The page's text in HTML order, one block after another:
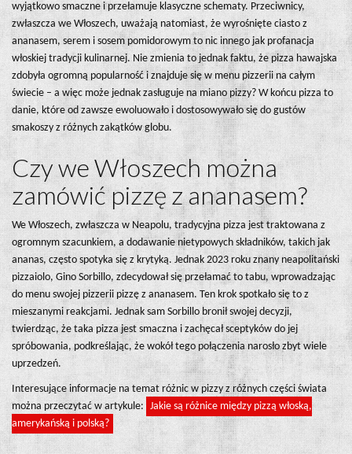
wyjątkowo smaczne i przełamuje klasyczne schematy. Przeciwnicy,
zwłaszcza we Włoszech, uważają natomiast, że wyrośnięte ciasto z
ananasem, serem i sosem pomidorowym to nic innego jak profanacja
włoskiej tradycji kulinarnej. Nie zmienia to jednak faktu, że pizza hawajska
zdobyła ogromną popularność i znajduje się w menu pizzerii na całym
świecie – a więc może jednak zasługuje na miano pizzy? W końcu pizza to
danie, które od zawsze ewoluowało i dostosowywało się do gustów
smakoszy z różnych zakątków globu.
Czy we Włoszech można
zamówić pizzę z ananasem?
We Włoszech, zwłaszcza w Neapolu, tradycyjna pizza jest traktowana z
ogromnym szacunkiem, a dodawanie nietypowych składników, takich jak
ananas, często spotyka się z krytyką. Jednak 2023 roku znany neapolitański
pizzaiolo, Gino Sorbillo, zdecydował się przełamać to tabu, wprowadzając
do menu swojej pizzerii pizzę z ananasem. Ten krok spotkało się to z
mieszanymi reakcjami. Jednak sam Sorbillo bronił swojej decyzji,
twierdząc, że taka pizza jest smaczna i zachęcał sceptyków do jej
spróbowania, podkreślając, że wokół tego połączenia narosło zbyt wiele
uprzedzeń.
Interesujące informacje na temat różnic w pizzy z różnych części świata
można przeczytać w artykule: Jakie są różnice między pizzą włoską,
amerykańską i polską?